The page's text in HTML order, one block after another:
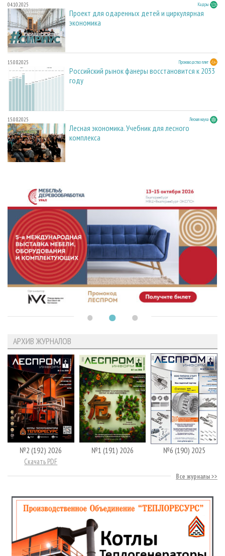
04.10.2025 Кадры
Проект для одаренных детей и циркулярная
экономика
15.08.2025 Производство плит
Российский рынок фанеры восстановится к 2033
году
15.08.2025 Лесная наука
Лесная экономика. Учебник для лесного
комплекса
АРХИВ ЖУРНАЛОВ
№2 (192) 2026
Скачать PDF
№1 (191) 2026 №6 (190) 2025
Все журналы